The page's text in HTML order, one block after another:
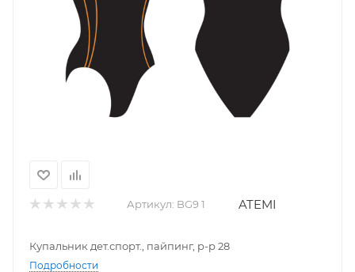
Артикул: BG9 1 ATEMI
Купальник дет.спорт., пайпинг, р-р 28
Подробности